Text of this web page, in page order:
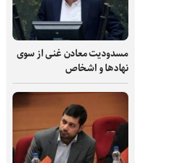
مسدودیت معادن غنی از سوی
نهادها و اشخاص